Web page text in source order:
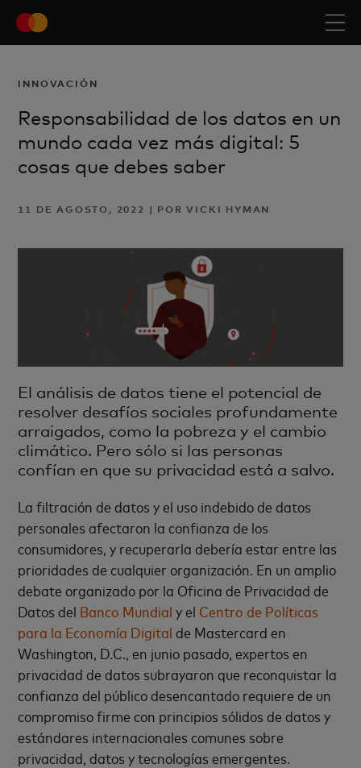
INNOVACIÓN
Responsabilidad de los datos en un
mundo cada vez más digital: 5
cosas que debes saber
11 DE AGOSTO, 2022 | POR VICKI HYMAN
El análisis de datos tiene el potencial de
resolver desafíos sociales profundamente
arraigados, como la pobreza y el cambio
climático. Pero sólo si las personas
confían en que su privacidad está a salvo.
La filtración de datos y el uso indebido de datos
personales afectaron la confianza de los
consumidores, y recuperarla debería estar entre las
prioridades de cualquier organización. En un amplio
debate organizado por la Oficina de Privacidad de
Datos del Banco Mundial y el Centro de Políticas
para la Economía Digital de Mastercard en
Washington, D.C., en junio pasado, expertos en
privacidad de datos subrayaron que reconquistar la
confianza del público desencantado requiere de un
compromiso firme con principios sólidos de datos y
estándares internacionales comunes sobre
privacidad, datos y tecnologías emergentes.